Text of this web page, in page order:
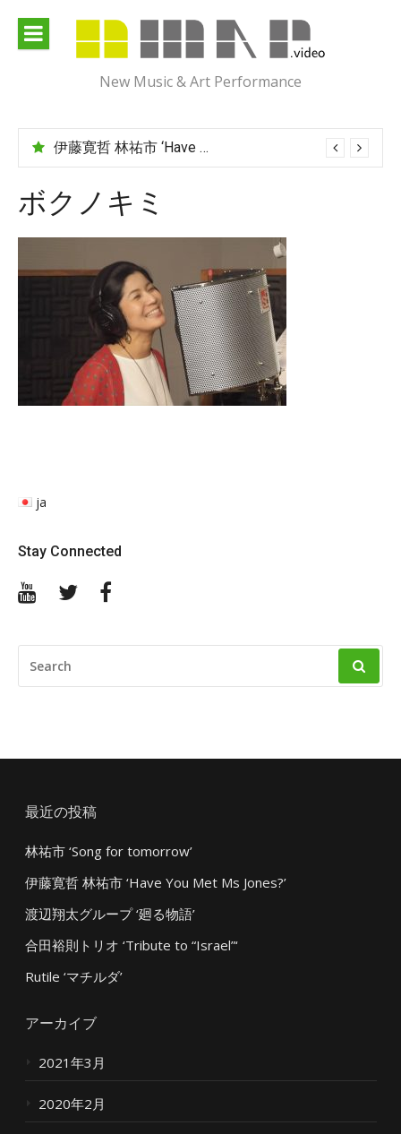
content
New Music & Art Performance
伊藤寛哲 林祐市 ‘Have You Met Ms Jones?’
ボクノキミ
ja
Stay Connected
YouTubeTwitter
FOR:
最近の投稿
林祐市 ‘Song for tomorrow’
伊藤寛哲 林祐市 ‘Have You Met Ms Jones?’
渡辺翔太グループ ‘廻る物語’
合田裕則トリオ ‘Tribute to “Israel”‘
Rutile ‘マチルダ’
アーカイブ
2021年3月
2020年2月